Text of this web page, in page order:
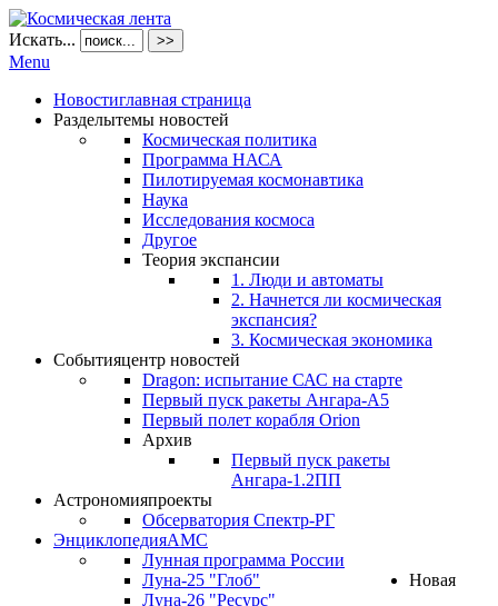
Искать... >>
Menu
Новостиглавная страница
Разделытемы новостей
Космическая политика
Программа НАСА
Пилотируемая космонавтика
Наука
Исследования космоса
Другое
Теория экспансии
1. Люди и автоматы
2. Начнется ли космическая
экспансия?
3. Космическая экономика
Событияцентр новостей
Dragon: испытание САС на старте
Первый пуск ракеты Ангара-А5
Первый полет корабля Orion
Архив
Первый пуск ракеты
Ангара-1.2ПП
Астрономияпроекты
Обсерватория Спектр-РГ
ЭнциклопедияАМС
Лунная программа России
Луна-25 "Глоб"
Луна-26 "Ресурс"
Новая